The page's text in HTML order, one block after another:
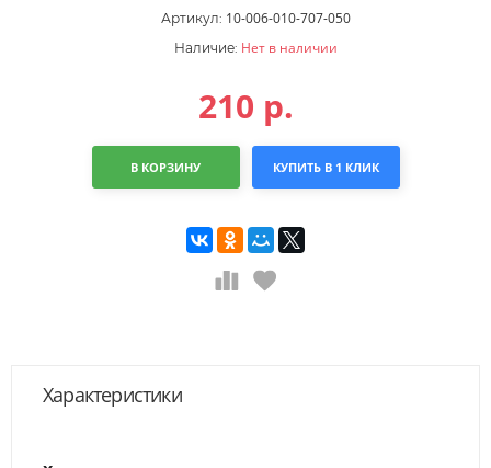
Артикул: 10-006-010-707-050
Наличие: Нет в наличии
210 р.
В КОРЗИНУ КУПИТЬ В 1 КЛИК
Характеристики